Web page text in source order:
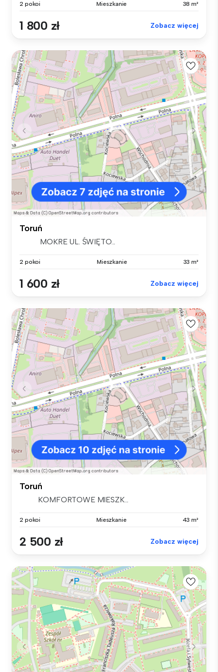
2 pokoi Mieszkanie 38 m²
1 800 zł Zobacz więcej
Toruń
MOKRE UL. ŚWIĘTO...
2 pokoi Mieszkanie 33 m²
1 600 zł Zobacz więcej
Toruń
KOMFORTOWE MIESZK...
2 pokoi Mieszkanie 43 m²
2 500 zł Zobacz więcej